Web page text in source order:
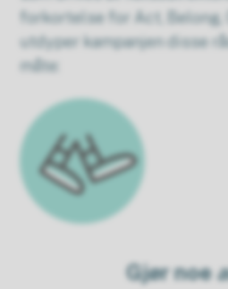
forkortelse for Act, Belong,
utdyper kampanjen disse
måte:
Gjør noe